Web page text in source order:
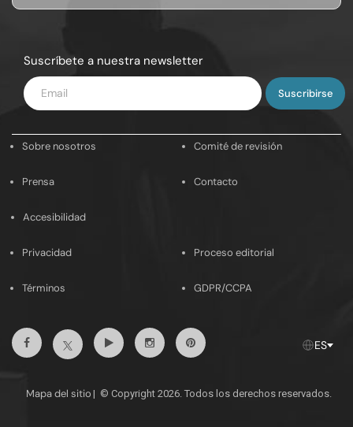
Suscríbete a nuestra newsletter
Introduce
tu
Sobre nosotros Comité de revisión
Prensa Contacto
Accesibilidad
Privacidad Proceso editorial
Términos GDPR/CCPA
FacebookTwitterYoutubeInstagramPinterest ES
Mapa del sitio | © Copyright 2026. Todos los derechos reservados.